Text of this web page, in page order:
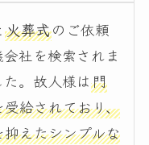
火葬式のご依頼
社を検索されま
た。故人様は門
給されており、
えたシンプルな